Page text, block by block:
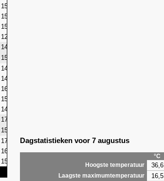
15,7 (2017)
15,2 (2017)
15,2 (2017)
12,6 (2019)
14,6 (2014)
15,5 (1989)
14,8 (2020)
14,7 (2018)
16,2 (2012)
15,6 (2012)
14,6 (2018)
17,4 (2018)
15,5 (2017)
17,7 (2017) 8,6 (1961) 24,0(2026)
16,0 (1979) 8,6 (2006) 21,8(2026)
15,7 (1981)
Dagstatistieken voor 7 augustus
°C
Hoogste temperatuur
36,6
Laagste maximumtemperatuur 16,5